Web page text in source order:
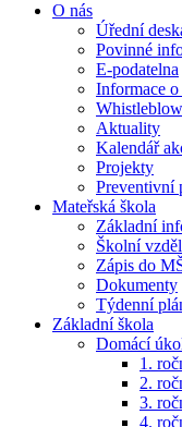
O nás
Úřední
Povinné
E-podatelna
Informace
Aktuality
Kalendář
Projekty
Preventivní
Mateřská škola
Základní
Školní
Zápis do
Dokumenty
Týdenní
Základní škola
Domácí
1.
2.
3.
4.